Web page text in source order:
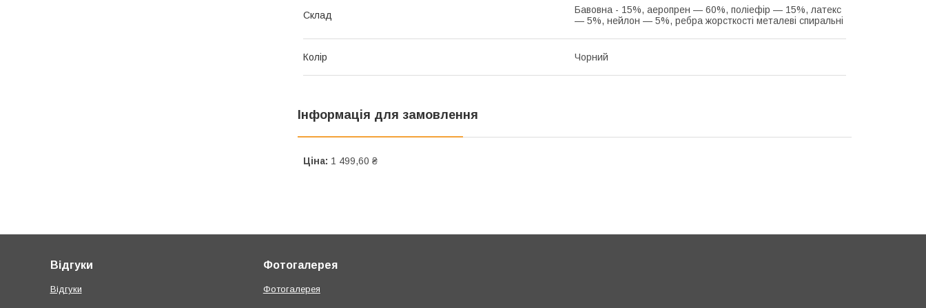
Склад
Бавовна - 15%, аеропрен — 60%, поліефір — 15%, латекс
— 5%, нейлон — 5%, ребра жорсткості металеві спиральні
Колір Чорний
Інформація для замовлення
Ціна: 1 499,60 ₴
Відгуки
Відгуки
Фотогалерея
Фотогалерея